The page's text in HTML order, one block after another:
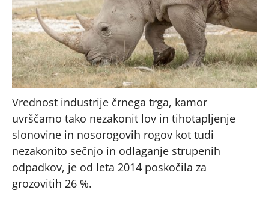
Vrednost industrije črnega trga, kamor
uvrščamo tako nezakonit lov in tihotapljenje
slonovine in nosorogovih rogov kot tudi
nezakonito sečnjo in odlaganje strupenih
odpadkov, je od leta 2014 poskočila za
grozovitih 26 %.